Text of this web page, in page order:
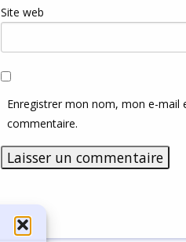
Site web
Enregistrer mon nom, mon e-mail
commentaire.